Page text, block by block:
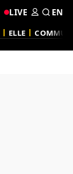
ELLE
LIVE EN